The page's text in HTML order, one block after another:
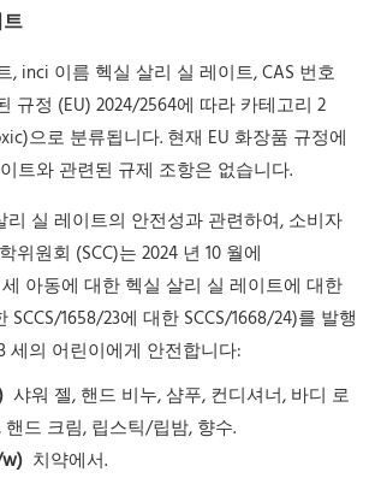
, inci 이름 헥실 살리 실 레이트, CAS 번호
규정 (EU) 2024/2564에 따라 카테고리 2
으로 분류됩니다. 현재 EU 화장품 규정에
트와 관련된 규제 조항은 없습니다.
실 레이트의 안전성과 관련하여, 소비자
위원회 (SCC)는 2024 년 10 월에
세 아동에 대한 헥실 살리 실 레이트에 대한
1658/23에 대한 SCCS/1668/24)를 발행
세의 어린이에게 안전합니다:
샤워 젤, 핸드 비누, 샴푸, 컨디셔너, 바디 로
드 크림, 립스틱/립밤, 향수.
치약에서.